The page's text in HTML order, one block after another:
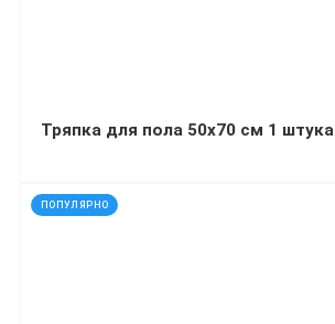
Тряпка для пола 50х70 см 1 штука
ПОПУЛЯРНО
код: 14007